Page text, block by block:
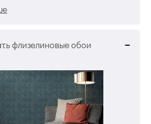
флизелиновые обои